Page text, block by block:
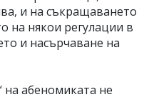
и на съкращаването
на някои регулации в
и насърчаване на
на абеномиката не